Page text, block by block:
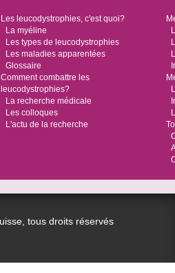
Les leucodystrophies, c'est quoi?
La myéline
Les types de leucodystrophies
Les maladies apparentées
Glossaire
Comment combattre les
leucodystrophies?
La recherche médicale
Les colloques
L'actu de la recherche
tous droits réservés